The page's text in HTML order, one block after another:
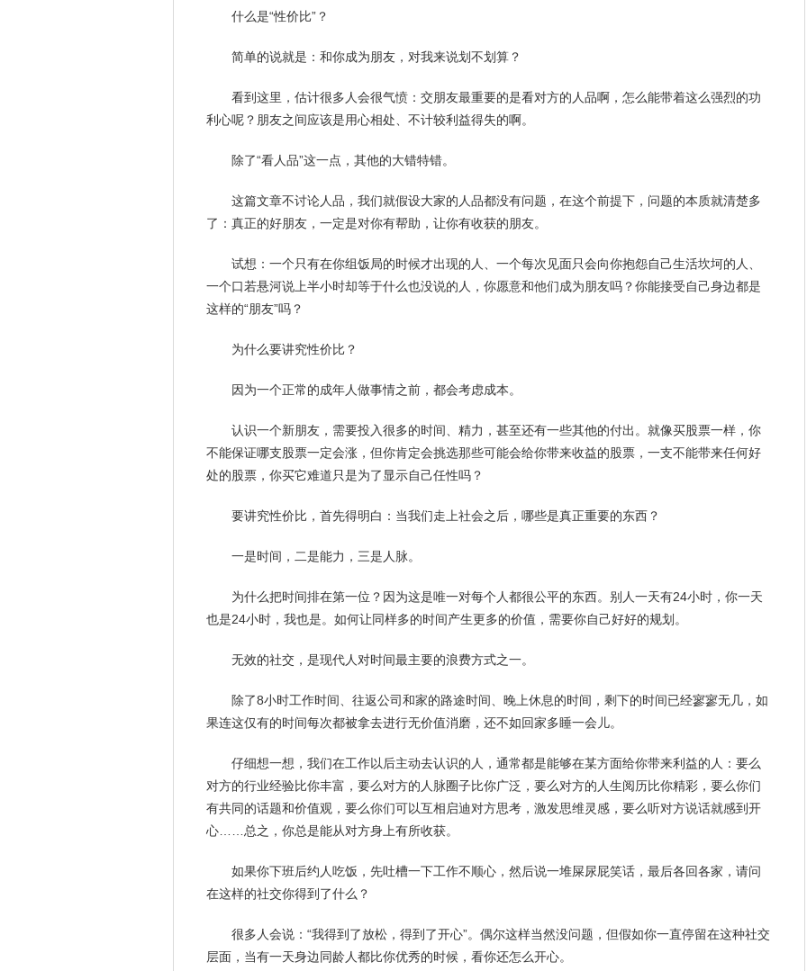
什么是“性价比”？
简单的说就是：和你成为朋友，对我来说划不划算？
看到这里，估计很多人会很气愤：交朋友最重要的是看对方的人品啊，怎么能带着这么强烈的功
利心呢？朋友之间应该是用心相处、不计较利益得失的啊。
除了“看人品”这一点，其他的大错特错。
这篇文章不讨论人品，我们就假设大家的人品都没有问题，在这个前提下，问题的本质就清楚多
了：真正的好朋友，一定是对你有帮助，让你有收获的朋友。
试想：一个只有在你组饭局的时候才出现的人、一个每次见面只会向你抱怨自己生活坎坷的人、
一个口若悬河说上半小时却等于什么也没说的人，你愿意和他们成为朋友吗？你能接受自己身边都是
这样的“朋友”吗？
为什么要讲究性价比？
因为一个正常的成年人做事情之前，都会考虑成本。
认识一个新朋友，需要投入很多的时间 、精力，甚至还有一些其他的付出。就像买股票一样，你
不能保证哪支股票一定会涨，但你肯定会挑选那些可能会给你带来收益的股票，一支不能带来任何好
处的股票，你买它难道只是为了显示自己任性吗？
要讲究性价比，首先得明白：当我们走上社会之后，哪些是真正重要的东西？
一是时间，二是能力，三是人脉。
为什么把时间排在第一位？因为这是唯一对每个人都很公平的东西。别人一天有24小时，你一天
也是24小时，我也是。如何让同样多的时间产生更多的价值，需要你自己好好的规划 。
无效的社交，是现代人对时间最主要的浪费方式之一。
除了8小时工作时间、往返公司和家的路途时间、晚上休息的时间，剩下的时间已经寥寥无几，如
果连这仅有的时间每次都被拿去进行无价值消磨，还不如回家多睡一会儿。
仔细想一想，我们在工作以后主动去认识的人，通常都是能够在某方面给你带来利益的人：要么
对方的行业经验比你丰富，要么对方的人脉圈子比你广泛，要么对方的 人生阅历比你精彩，要么你们
有共同的话题和价值观，要么你们可以互相启迪对方思考，激发思维灵感，要么听对方说话就感到开
心 ……总之，你总是能从对方身上有所收获。
如果你下班后约人吃饭，先吐槽一下工作不顺心，然后说一堆屎尿屁笑话，最后各回各家，请问
在这样的社交你得到了什么？
很多人会说：“我得到了放松，得到了开心”。偶尔这样当然没问题，但假如你一直停留在这种社交
层面，当有一天身边同龄人都比你优秀的时候，看你还怎么开心。